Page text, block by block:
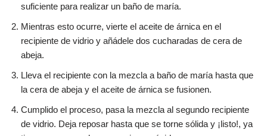
suficiente para realizar un baño de maría.
Mientras esto ocurre, vierte el aceite de árnica en el
recipiente de vidrio y añádele dos cucharadas de cera de
abeja.
Lleva el recipiente con la mezcla a baño de maría hasta que
la cera de abeja y el aceite de árnica se fusionen.
Cumplido el proceso, pasa la mezcla al segundo recipiente
de vidrio. Deja reposar hasta que se torne sólida y ¡listo!, ya